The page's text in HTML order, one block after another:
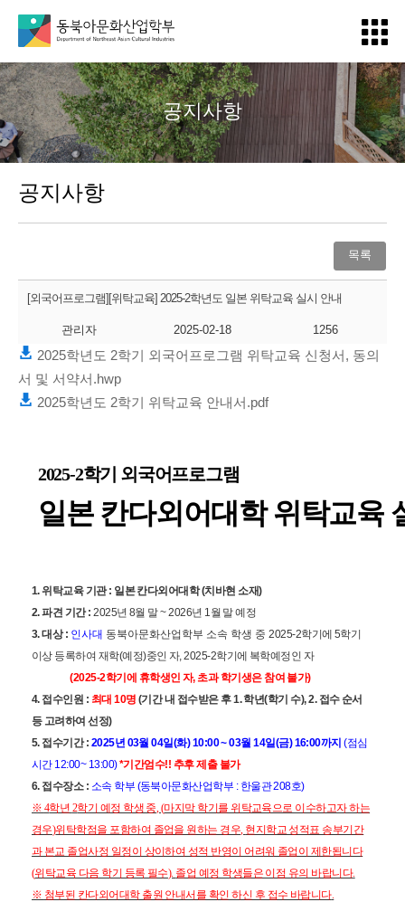
기
공지사항
공지사항
목록
[외국어프로그램][위탁교육] 2025-2학년도 일본 위탁교육 실시 안내
관리자 2025-02-18 1256
2025학년도 2학기 외국어프로그램 위탁교육 신청서, 동의
서 및 서약서.hwp
2025학년도 2학기 위탁교육 안내서.pdf
2025-2학기 외국어프로그램
일본 칸다외어대학 위탁교육
1.위탁교육 기관: 일본 칸다외어대학(치바현 소재)
2.파견 기간: 2025년 8월 말~ 2026년 1월 말 예정
3.대상: 인사대 동북아문화산업학부 소속 학생 중2025-2학기에 5학기
이상 등록하여 재학(예정)중인 자, 2025-2학기에 복학예정인 자
(2025-2학기에 휴학생인 자,초과 학기생은 참여 불가)
4. 접수인원 : 최대10명 (기간 내 접수받은 후1.학년(학기 수), 2. 접수 순서
등 고려하여 선정)
5. 접수기간: 2025년 03월04일(화) 10:00 ~ 03월14일(금) 16:00까지 (점심
시간 12:00~ 13:00)*기간엄수!! 추후 제출 불가
6. 접수장소 : 소속 학부 (동북아문화산업학부 : 한울관208호)
※ 4학년 2학기 예정 학생 중, (마지막 학기를 위탁교육으로 이수하고자 하는
경우)위탁학점을 포함하여 졸업을 원하는 경우, 현지학교 성적표 송부기간
과 본교 졸업사정 일정이 상이하여 성적 반영이 어려워 졸업이 제한됩니다
(위탁교육 다음 학기 등록 필수). 졸업 예정 학생들은 이점 유의 바랍니다.
※ 첨부된 칸다외어대학 출원 안내서를 확인 하신 후 접수 바랍니다.